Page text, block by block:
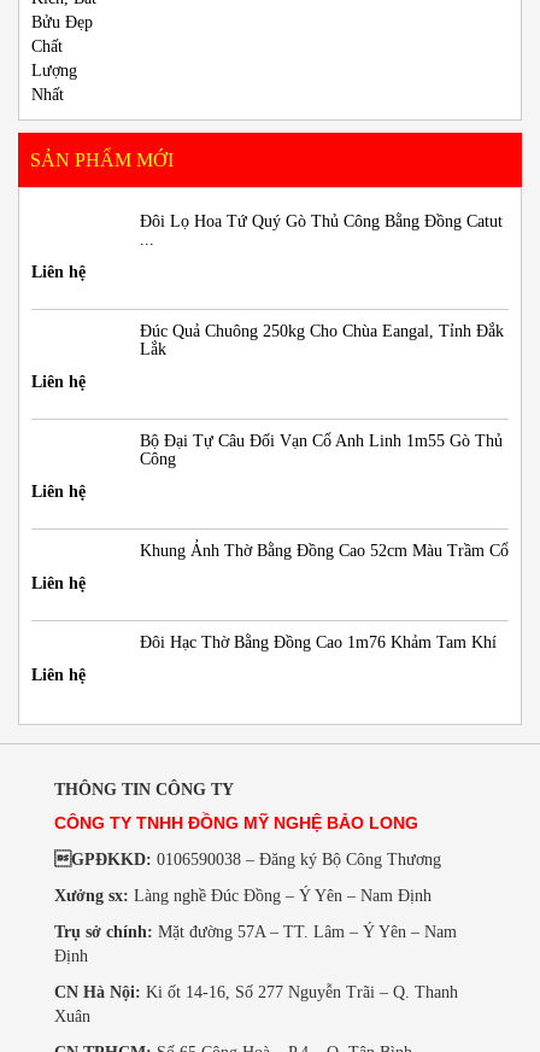
SẢN PHẨM MỚI
Đôi Lọ Hoa Tứ Quý Gò Thủ Công Bằng Đồng Catut
...
Liên hệ
Đúc Quả Chuông 250kg Cho Chùa Eangal, Tỉnh Đắk
Lắk
Liên hệ
Bộ Đại Tự Câu Đối Vạn Cổ Anh Linh 1m55 Gò Thủ
Công
Liên hệ
Khung Ảnh Thờ Bằng Đồng Cao 52cm Màu Trầm Cổ
Liên hệ
Đôi Hạc Thờ Bằng Đồng Cao 1m76 Khảm Tam Khí
Liên hệ
THÔNG TIN CÔNG TY
CÔNG TY TNHH ĐỒNG MỸ NGHỆ BẢO LONG
GPĐKKD: 0106590038 – Đăng ký Bộ Công Thương
Xưởng sx: Làng nghề Đúc Đồng – Ý Yên – Nam Định
Trụ sở chính: Mặt đường 57A – TT. Lâm – Ý Yên – Nam
Định
CN Hà Nội: Ki ốt 14-16, Số 277 Nguyễn Trãi – Q. Thanh
Xuân